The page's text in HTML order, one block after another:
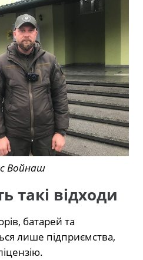
Войнаш
такі відходи
батарей та
лише підприємства,